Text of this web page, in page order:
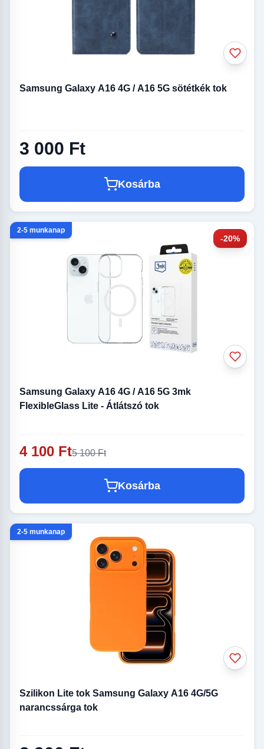
Samsung Galaxy A16 4G / A16 5G sötétkék tok
3 000 Ft
Kosárba
-20%
2-5 munkanap
Samsung Galaxy A16 4G / A16 5G 3mk
FlexibleGlass Lite - Átlátszó tok
4 100 Ft5 100 Ft
Kosárba
2-5 munkanap
Szilikon Lite tok Samsung Galaxy A16 4G/5G
narancssárga tok